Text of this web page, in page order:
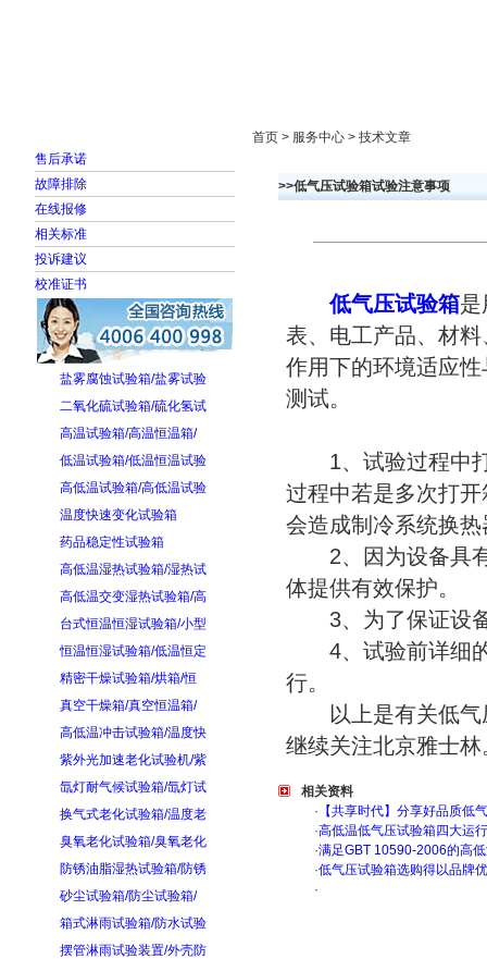
售后承诺
故障排除
在线报修
相关标准
投诉建议
校准证书
盐雾腐蚀试验箱/盐雾试验
二氧化硫试验箱/硫化氢试
高温试验箱/高温恒温箱/
低温试验箱/低温恒温试验
高低温试验箱/高低温试验
温度快速变化试验箱
药品稳定性试验箱
高低温湿热试验箱/湿热试
高低温交变湿热试验箱/高
台式恒温恒湿试验箱/小型
恒温恒湿试验箱/低温恒定
精密干燥试验箱/烘箱/恒
真空干燥箱/真空恒温箱/
高低温冲击试验箱/温度快
紫外光加速老化试验机/紫
氙灯耐气候试验箱/氙灯试
换气式老化试验箱/温度老
臭氧老化试验箱/臭氧老化
防锈油脂湿热试验箱/防锈
砂尘试验箱/防尘试验箱/
箱式淋雨试验箱/防水试验
摆管淋雨试验装置/外壳防
首页 > 服务中心 > 技术文章
>>低气压试验箱试验注意事项
低气压试验箱是
表、电工产品、材
作用下的环境适应
测试。
1、试验过程中打
过程中若是多次打
会造成制冷系统换
2、因为设备具有
体提供有效保护。
3、为了保证设备
4、试验前详细的
行。
以上是有关低气
继续关注北京雅士林
相关资料
· 【共享时代】分享好品质低
·高低温低气压试验箱四大运
·满足GBT 10590-2006的高
·低气压试验箱选购得以品牌
·